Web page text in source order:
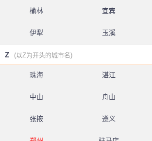
榆林 宜宾
伊犁 玉溪
Z (以Z为开头的城市名)
珠海 湛江
中山 舟山
张掖 遵义